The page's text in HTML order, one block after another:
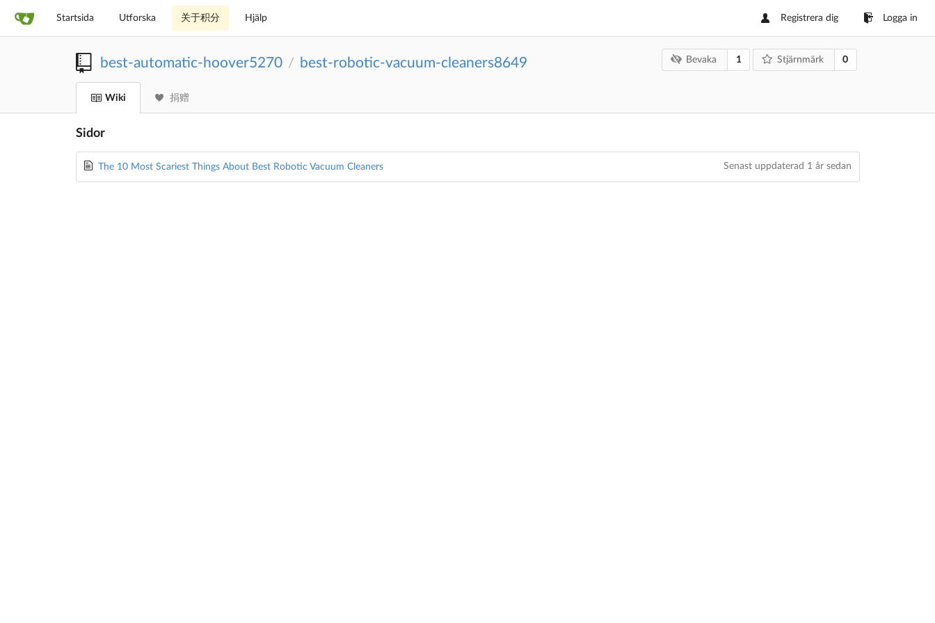
Startsida Utforska 关于积分 Hjälp Registrera dig Logga in
best-automatic-hoover5270 / best-robotic-vacuum-cleaners8649 Bevaka 1 Stjärnmärk 0
Wiki 捐赠
Sidor
The 10 Most Scariest Things About Best Robotic Vacuum Cleaners Senast uppdaterad 1 år sedan